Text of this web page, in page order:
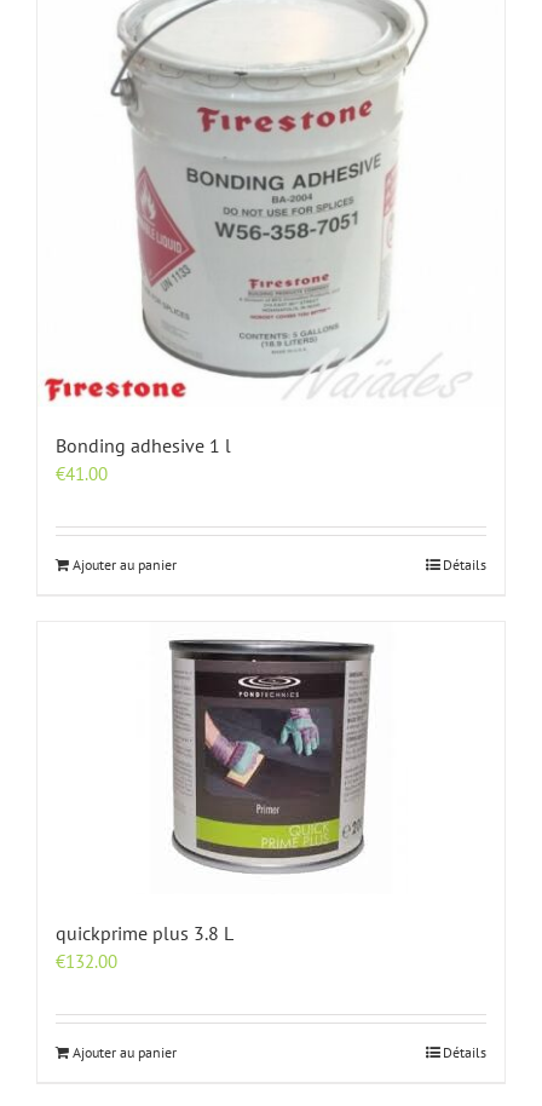
Bonding adhesive 1 l
€41.00
Ajouter au panier Détails
quickprime plus 3.8 L
€132.00
Ajouter au panier Détails